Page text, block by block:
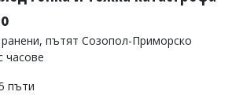
пътят Созопол-Приморско
часове
пъти